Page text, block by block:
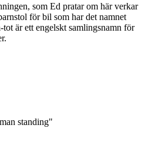
som Ed pratar om här verkar
för bil som har det namnet
är ett engelskt samlingsnamn för